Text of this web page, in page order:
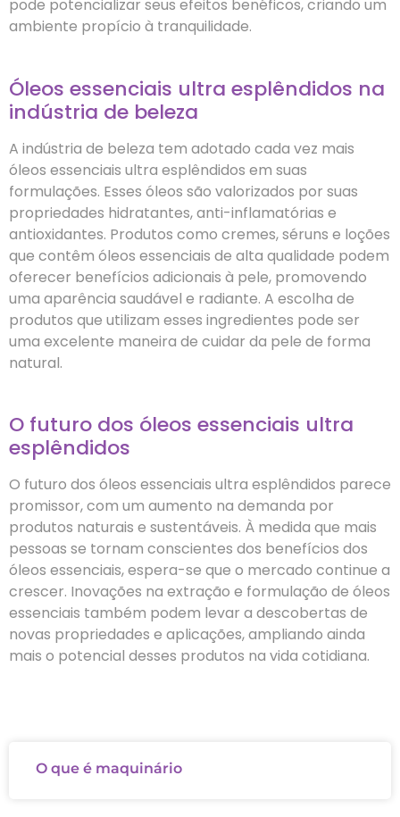
pode potencializar seus efeitos benéficos, criando um
ambiente propício à tranquilidade.
Óleos essenciais ultra esplêndidos na
indústria de beleza
A indústria de beleza tem adotado cada vez mais
óleos essenciais ultra esplêndidos em suas
formulações. Esses óleos são valorizados por suas
propriedades hidratantes, anti-inflamatórias e
antioxidantes. Produtos como cremes, séruns e loções
que contêm óleos essenciais de alta qualidade podem
oferecer benefícios adicionais à pele, promovendo
uma aparência saudável e radiante. A escolha de
produtos que utilizam esses ingredientes pode ser
uma excelente maneira de cuidar da pele de forma
natural.
O futuro dos óleos essenciais ultra
esplêndidos
O futuro dos óleos essenciais ultra esplêndidos parece
promissor, com um aumento na demanda por
produtos naturais e sustentáveis. À medida que mais
pessoas se tornam conscientes dos benefícios dos
óleos essenciais, espera-se que o mercado continue a
crescer. Inovações na extração e formulação de óleos
essenciais também podem levar a descobertas de
novas propriedades e aplicações, ampliando ainda
mais o potencial desses produtos na vida cotidiana.
O que é maquinário